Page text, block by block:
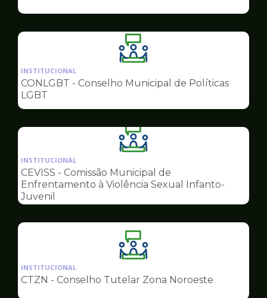
Conselhos
Ilustração
da
pagina
Conselhos
INSTITUCIONAL
CONLGBT - Conselho Municipal de Políticas
LGBT
Ilustração
da
pagina
de
INSTITUCIONAL
CEVISS - Comissão Municipal de
Enfrentamento à Violência Sexual Infanto-
Juvenil
Ilustração
da
pagina
INSTITUCIONAL
CTZN - Conselho Tutelar Zona Noroeste